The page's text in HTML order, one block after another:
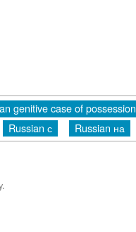
genitive case of possession
Russian с Russian на